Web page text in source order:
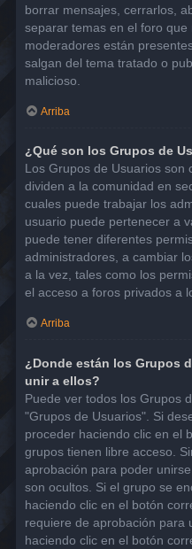
borrar mensajes, cerrarlos,
separar temas en el foro
moderadores están
salgan del tema tratado o
malicioso.
Arriba
¿Qué son los Grupos de
Los Grupos de Usuarios son
dividen a la comunidad en
cuales puede trabajar los
usuario puede pertenecer a
puede tener diferentes
administradores, a cambiar
a la vez, tales como los
el acceso a foros privados a
Arriba
¿Donde están los Grupos
unir a ellos?
Puede ver todos los Grupos
"Grupos de Usuarios". Si
proceder haciendo clic en el
grupos tienen libre acceso.
aprobación para poder
son ocultos. Si el grupo se
haciendo clic en el botón
requiere de aprobación para
haciendo clic en el botón